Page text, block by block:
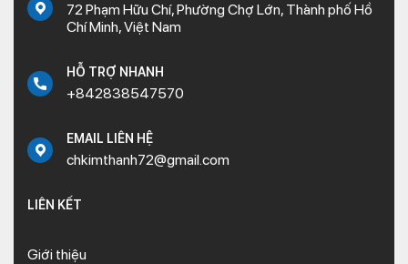
72 Phạm Hữu Chí, Phường Chợ Lớn, Thành phố Hồ
Chí Minh, Việt Nam
HỖ TRỢ NHANH
+842838547570
EMAIL LIÊN HỆ
chkimthanh72@gmail.com
LIÊN KẾT
Giới thiệu